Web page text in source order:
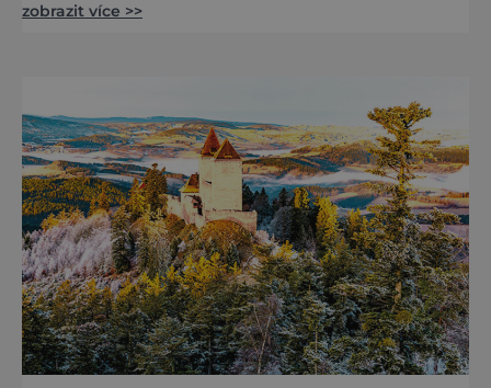
křišťálové sochy. Toto jedinečné „ledové
zobrazit více >>